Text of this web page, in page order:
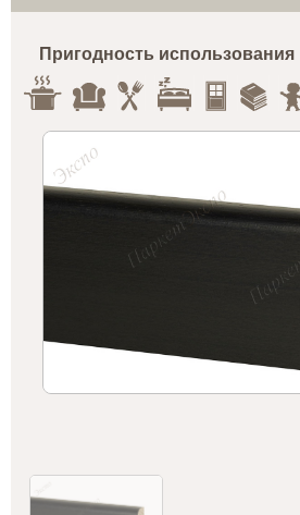
Пригодность использования